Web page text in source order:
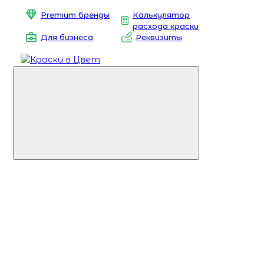
Premium бренды
Калькулятор
расхода краски
Для бизнеса
Реквизиты